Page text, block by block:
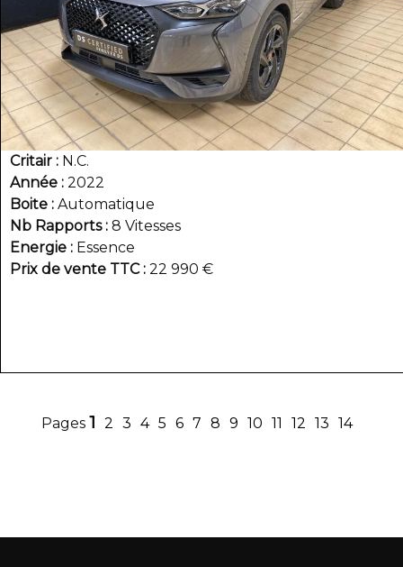
Critair
N.C.
Année 2022
Boite Automatique
Nb Rapports 8 Vitesses
Energie
Essence
Prix de vente TTC 22 990 €
1 2 3 4 5 6 7 8 9 10 11 12 13 14